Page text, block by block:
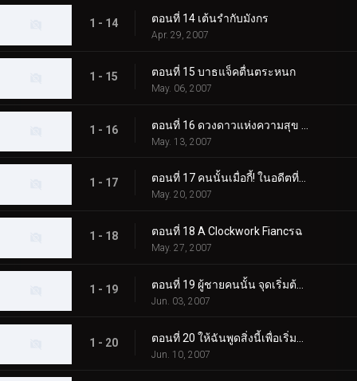
1 - 14 ตอนที่ 14 เต้นรำกับมังกร
Apr. 29, 2007
1 - 15 ตอนที่ 15 บาธแจ็คตื่นตระหนก
May. 06, 2007
1 - 16
May. 13, 2007
1 - 17 ตอนที่ 17 คนนั้นเมื่อกี้! ในอดีตที่ผ่านมา?
May. 20, 2007
1 - 18 ตอนที่ 18 A Clockwork Fiancรฉ
May. 27, 2007
1 - 19
Jun. 03, 2007
1 - 20
Jun. 10, 2007